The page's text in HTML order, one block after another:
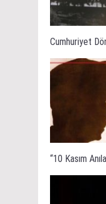
Cumhuriyet
“10 Kasım